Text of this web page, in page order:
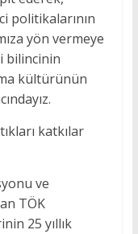
politikalarının
yön vermeye
bilincinin
kültürünün
katkılar
ve
TÖK
25 yıllık